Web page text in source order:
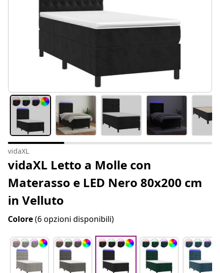
vidaXL
vidaXL Letto a Molle con
Materasso e LED Nero 80x200 cm
in Velluto
Colore(6 opzioni disponibili)